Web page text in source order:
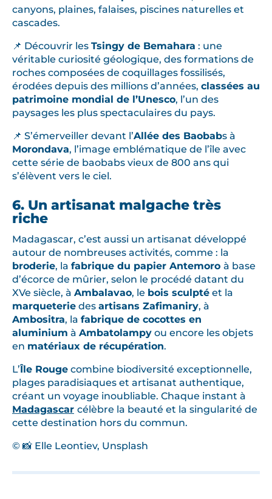
canyons, plaines, falaises, piscines naturelles et
cascades.
📌 Découvrir les Tsingy de Bemahara : une
véritable curiosité géologique, des formations de
roches composées de coquillages fossilisés,
érodées depuis des millions d’années, classées au
patrimoine mondial de l’Unesco, l’un des
paysages les plus spectaculaires du pays.
📌 S’émerveiller devant l’Allée des Baobabs à
Morondava, l’image emblématique de l’île avec
cette série de baobabs vieux de 800 ans qui
s’élèvent vers le ciel.
6. Un artisanat malgache très
riche
Madagascar, c’est aussi un artisanat développé
autour de nombreuses activités, comme : la
broderie, la fabrique du papier Antemoro à base
d’écorce de mûrier, selon le procédé datant du
XVe siècle, à Ambalavao, le bois sculpté et la
marqueterie des artisans Zafimaniry, à
Ambositra, la fabrique de cocottes en
aluminium à Ambatolampy ou encore les objets
en matériaux de récupération.
L’Île Rouge combine biodiversité exceptionnelle,
plages paradisiaques et artisanat authentique,
créant un voyage inoubliable. Chaque instant à
Madagascar célèbre la beauté et la singularité de
cette destination hors du commun.
© 📸 Elle Leontiev, Unsplash